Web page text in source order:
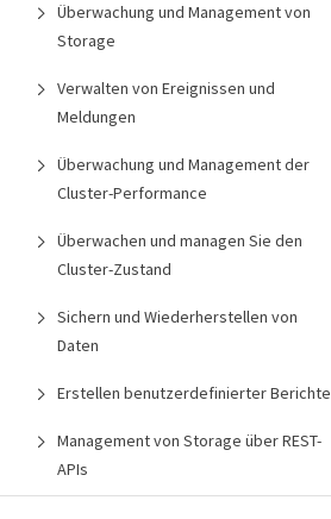
Überwachung und Management von
Storage
Verwalten von Ereignissen und
Meldungen
Überwachung und Management der
Cluster-Performance
Überwachen und managen Sie den
Cluster-Zustand
Sichern und Wiederherstellen von
Daten
Erstellen benutzerdefinierter Berichte
Management von Storage über REST-
APIs